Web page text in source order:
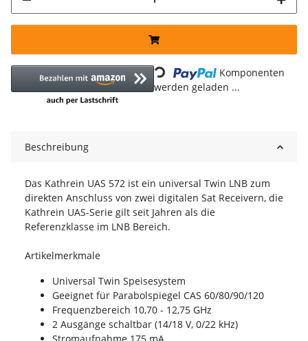
Loading...
Komponenten
werden geladen ...
Beschreibung
Das Kathrein UAS 572 ist ein universal Twin LNB zum
direkten Anschluss von zwei digitalen Sat Receivern, die
Kathrein UAS-Serie gilt seit Jahren als die
Referenzklasse im LNB Bereich.
Artikelmerkmale
Universal Twin Speisesystem
Geeignet für Parabolspiegel CAS 60/80/90/120
Frequenzbereich 10,70 - 12,75 GHz
2 Ausgänge schaltbar (14/18 V, 0/22 kHz)